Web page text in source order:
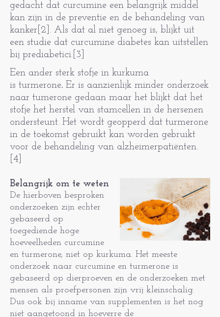
gedacht dat curcumine een belangrijk middel
kan zijn in de preventie en de behandeling van
kanker[2]. Als dat al niet genoeg is, blijkt uit
een studie dat curcumine diabetes kan uitstellen
bij prediabetici.[3]
Een ander sterk stofje in kurkuma
is turmerone. Er is aanzienlijk minder onderzoek
naar tumerone gedaan maar het blijkt dat het
stofje het herstel van stamcellen in de hersenen
ondersteunt. Het wordt geopperd dat turmerone
in de toekomst gebruikt kan worden gebruikt
voor de behandeling van alzheimerpatiënten.
[4]
Belangrijk om te weten
De hierboven besproken
onderzoeken zijn echter
gebaseerd op
toegediende hoge
hoeveelheden curcumine
en turmerone, niet op kurkuma. Het meeste
onderzoek naar curcumine en turmerone is
gebaseerd op dierproeven en de onderzoeken met
mensen als proefpersonen zijn vrij kleinschalig.
Dus ook bij inname van supplementen is het nog
niet aangetoond in hoeverre de